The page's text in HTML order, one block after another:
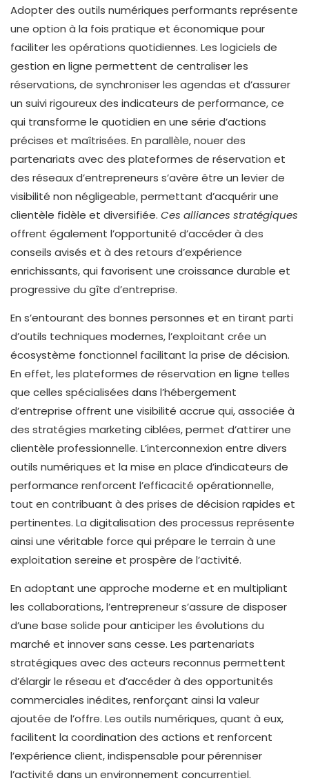
Adopter des outils numériques performants représente
une option à la fois pratique et économique pour
faciliter les opérations quotidiennes. Les logiciels de
gestion en ligne permettent de centraliser les
réservations, de synchroniser les agendas et d’assurer
un suivi rigoureux des indicateurs de performance, ce
qui transforme le quotidien en une série d’actions
précises et maîtrisées. En parallèle, nouer des
partenariats avec des plateformes de réservation et
des réseaux d’entrepreneurs s’avère être un levier de
visibilité non négligeable, permettant d’acquérir une
clientèle fidèle et diversifiée. Ces alliances stratégiques
offrent également l’opportunité d’accéder à des
conseils avisés et à des retours d’expérience
enrichissants, qui favorisent une croissance durable et
progressive du gîte d’entreprise.
En s’entourant des bonnes personnes et en tirant parti
d’outils techniques modernes, l’exploitant crée un
écosystème fonctionnel facilitant la prise de décision.
En effet, les plateformes de réservation en ligne telles
que celles spécialisées dans l’hébergement
d’entreprise offrent une visibilité accrue qui, associée à
des stratégies marketing ciblées, permet d’attirer une
clientèle professionnelle. L’interconnexion entre divers
outils numériques et la mise en place d’indicateurs de
performance renforcent l’efficacité opérationnelle,
tout en contribuant à des prises de décision rapides et
pertinentes. La digitalisation des processus représente
ainsi une véritable force qui prépare le terrain à une
exploitation sereine et prospère de l’activité.
En adoptant une approche moderne et en multipliant
les collaborations, l’entrepreneur s’assure de disposer
d’une base solide pour anticiper les évolutions du
marché et innover sans cesse. Les partenariats
stratégiques avec des acteurs reconnus permettent
d’élargir le réseau et d’accéder à des opportunités
commerciales inédites, renforçant ainsi la valeur
ajoutée de l’offre. Les outils numériques, quant à eux,
facilitent la coordination des actions et renforcent
l’expérience client, indispensable pour pérenniser
l’activité dans un environnement concurrentiel.